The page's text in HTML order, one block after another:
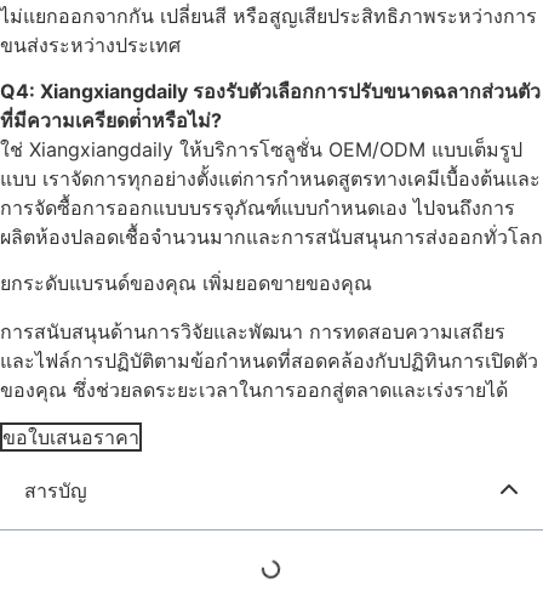
ไม่แยกออกจากกัน เปลี่ยนสี หรือสูญเสียประสิทธิภาพระหว่างการ
ขนส่งระหว่างประเทศ
Q4: Xiangxiangdaily รองรับตัวเลือกการปรับขนาดฉลากส่วนตัว
ที่มีความเครียดต่ําหรือไม่?
ใช่ Xiangxiangdaily ให้บริการโซลูชั่น OEM/ODM แบบเต็มรูป
แบบ เราจัดการทุกอย่างตั้งแต่การกําหนดสูตรทางเคมีเบื้องต้นและ
การจัดซื้อการออกแบบบรรจุภัณฑ์แบบกําหนดเอง ไปจนถึงการ
ผลิตห้องปลอดเชื้อจํานวนมากและการสนับสนุนการส่งออกทั่วโลก
ยกระดับแบรนด์ของคุณ เพิ่มยอดขายของคุณ
การสนับสนุนด้านการวิจัยและพัฒนา การทดสอบความเสถียร
และไฟล์การปฏิบัติตามข้อกําหนดที่สอดคล้องกับปฏิทินการเปิดตัว
ของคุณ ซึ่งช่วยลดระยะเวลาในการออกสู่ตลาดและเร่งรายได้
ขอใบเสนอราคา
สารบัญ